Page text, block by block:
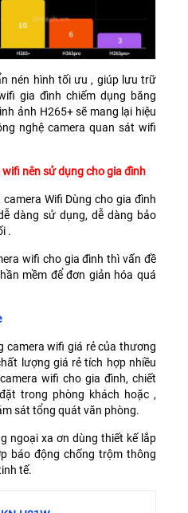
nén hình tối ưu , giúp lưu trữ
gia đình chiếm dụng băng
ảnh H265+ sẽ mang lại hiệu
nghệ camera quan sát wifi
nên sử dụng cho gia đình
Wifi Dùng cho gia đình
dàng sử dụng, dễ dàng bảo
.
wifi cho gia đình thì vấn đề
mềm để đơn giản hóa quá
camera wifi giá rẻ của thương
lượng giá rẻ tích hợp nhiều
wifi cho gia đình, chiết
trong phòng khách hoặc ,
sát tổng quát văn phòng.
ngoại xa ơn dùng thiết kế lắp
báo động chống trộm thông
tế.